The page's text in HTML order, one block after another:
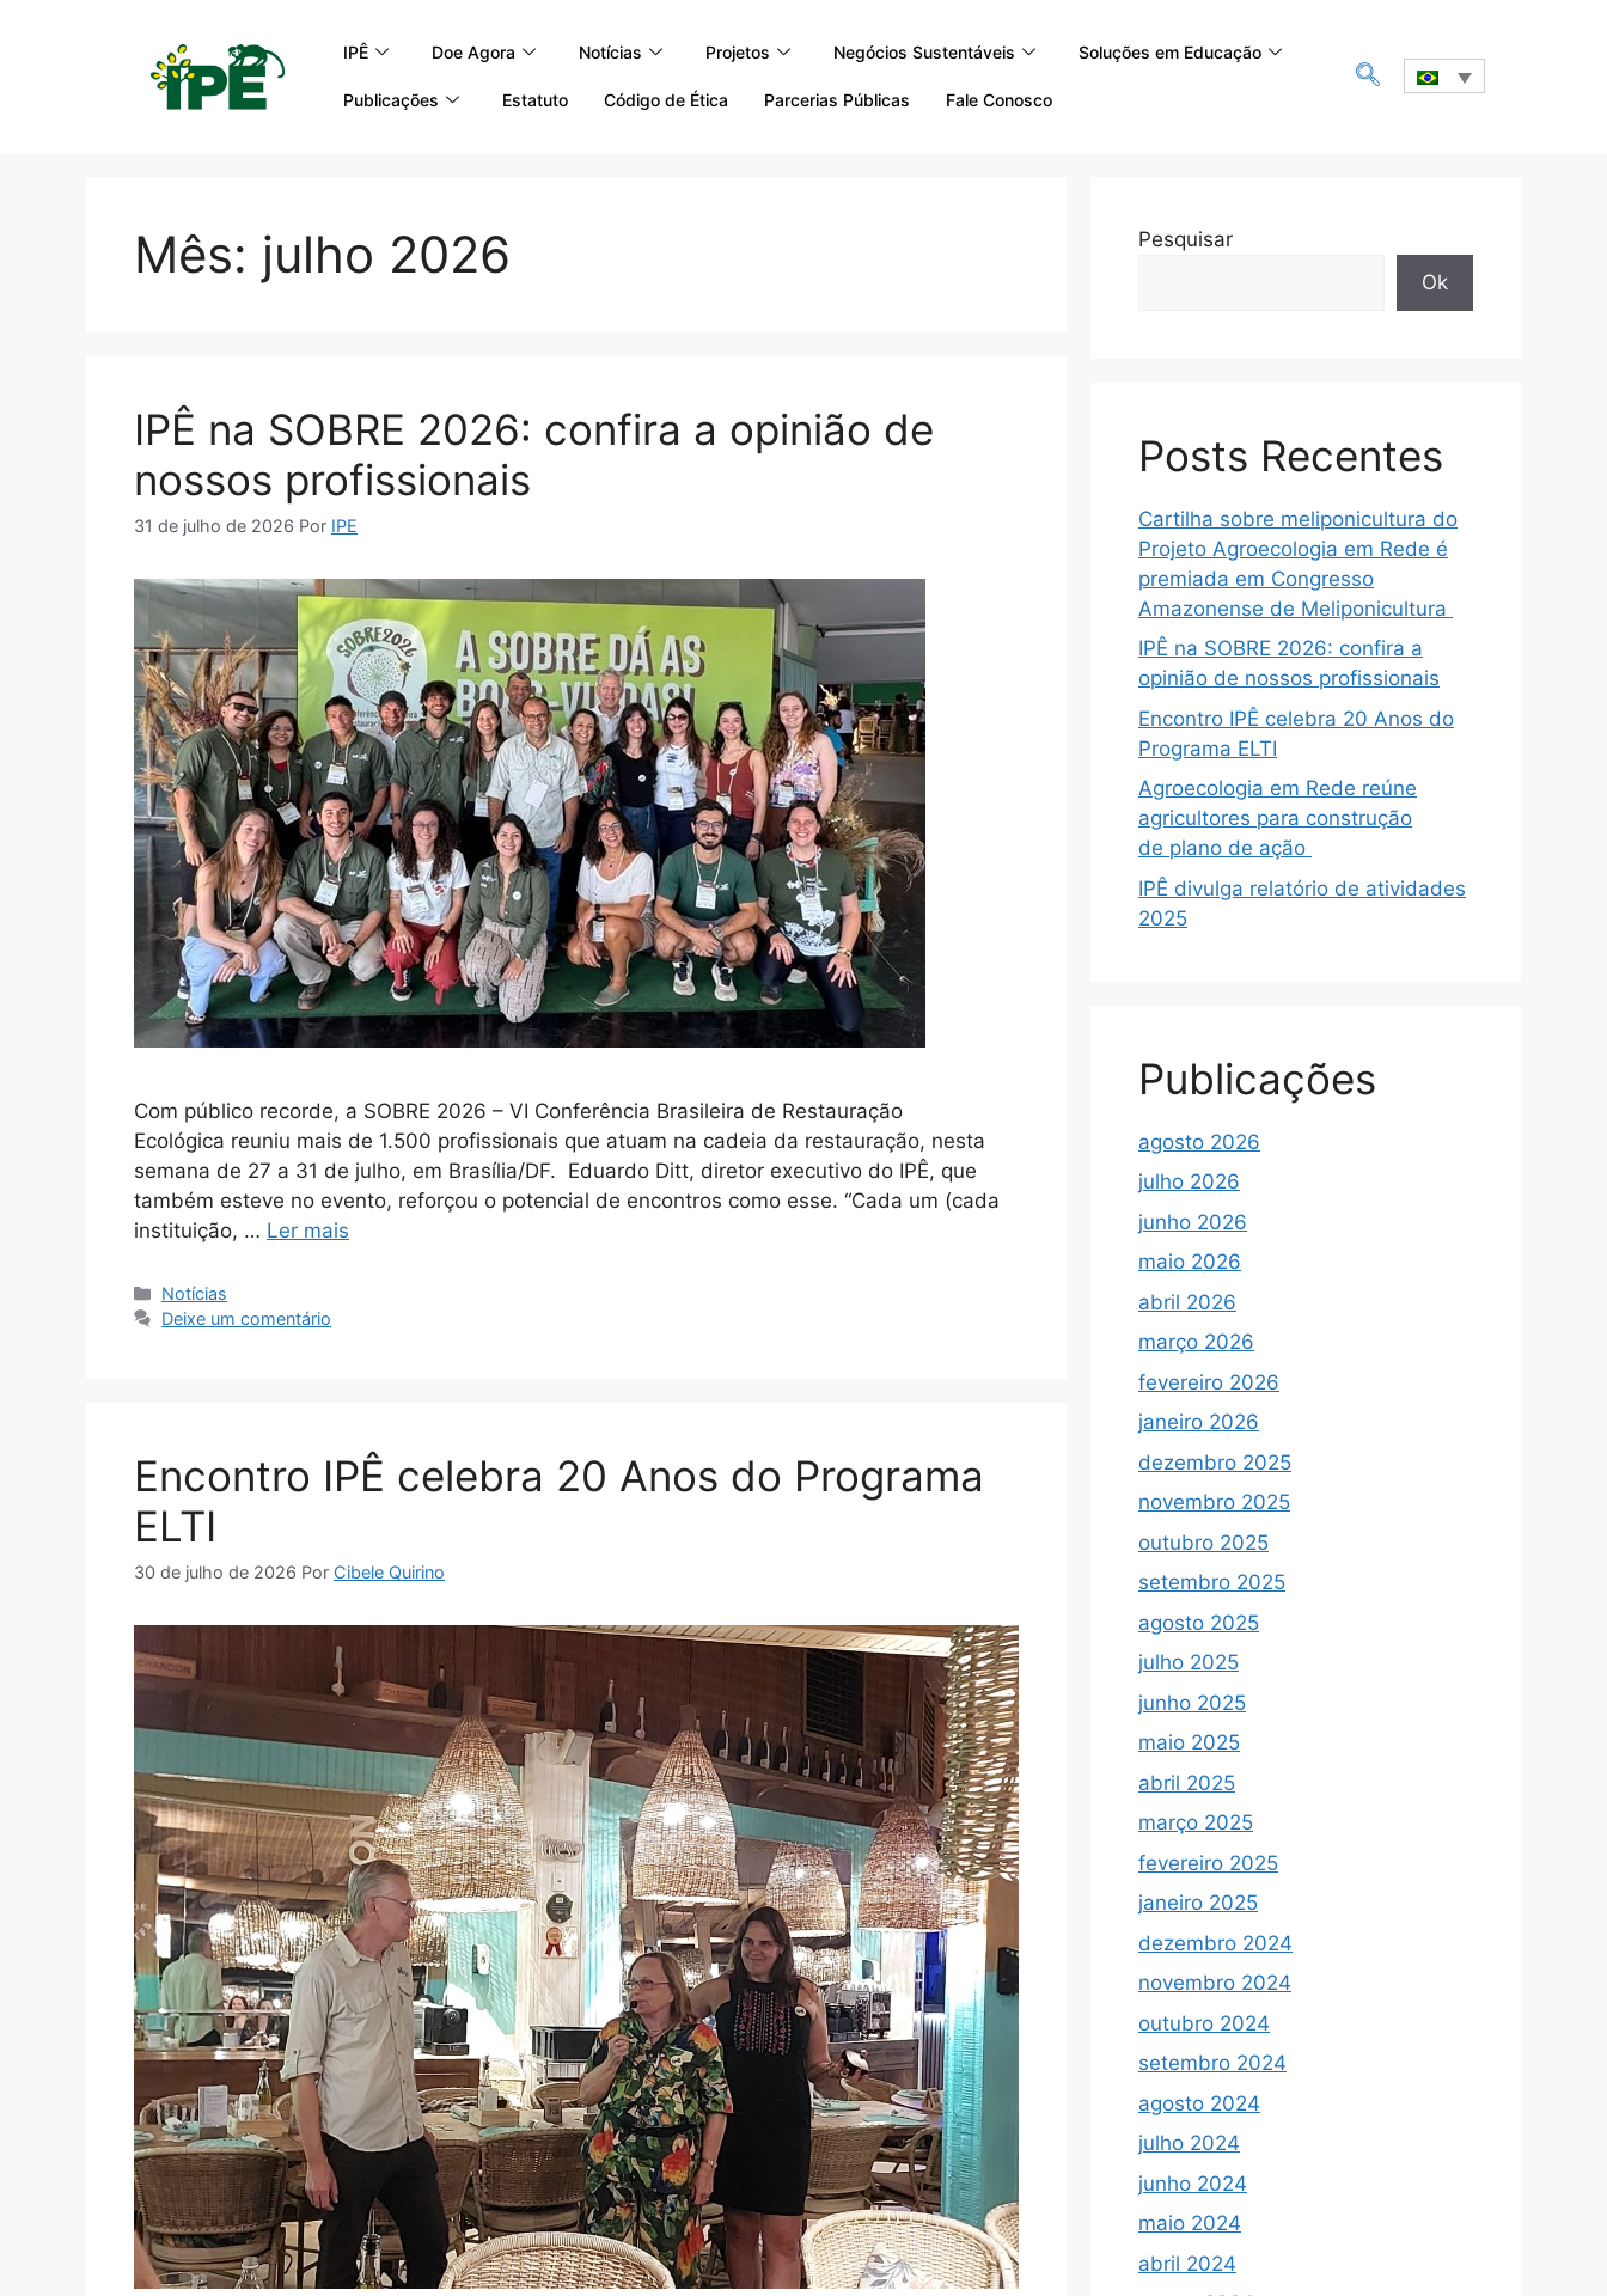
IPÊ Doe Agora Notícias Projetos Negócios Sustentáveis Soluções em Educação
Publicações Estatuto Código de Ética Parcerias Públicas Fale Conosco
Mês: julho 2026
IPÊ na SOBRE 2026: confira a opinião de
nossos profissionais
31 de julho de 2026 Por IPE
Com público recorde, a SOBRE 2026 – VI Conferência Brasileira de Restauração
Ecológica reuniu mais de 1.500 profissionais que atuam na cadeia da restauração, nesta
semana de 27 a 31 de julho, em Brasília/DF. Eduardo Ditt, diretor executivo do IPÊ, que
também esteve no evento, reforçou o potencial de encontros como esse. “Cada um (cada
instituição, … Ler mais
Notícias
Deixe um comentário
Encontro IPÊ celebra 20 Anos do Programa
ELTI
30 de julho de 2026 Por Cibele Quirino
Pesquisar
Ok
Posts Recentes
Cartilha sobre meliponicultura do
Projeto Agroecologia em Rede é
premiada em Congresso
Amazonense de Meliponicultura
IPÊ na SOBRE 2026: confira a
opinião de nossos profissionais
Encontro IPÊ celebra 20 Anos do
Programa ELTI
Agroecologia em Rede reúne
agricultores para construção
de plano de ação
IPÊ divulga relatório de atividades
2025
Publicações
agosto 2026
julho 2026
junho 2026
maio 2026
abril 2026
março 2026
fevereiro 2026
janeiro 2026
dezembro 2025
novembro 2025
outubro 2025
setembro 2025
agosto 2025
julho 2025
junho 2025
maio 2025
abril 2025
março 2025
fevereiro 2025
janeiro 2025
dezembro 2024
novembro 2024
outubro 2024
setembro 2024
agosto 2024
julho 2024
junho 2024
maio 2024
abril 2024